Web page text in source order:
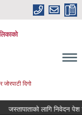
जोरपाटी दिगो
जस्तापाताको लागि निवेदन पेश